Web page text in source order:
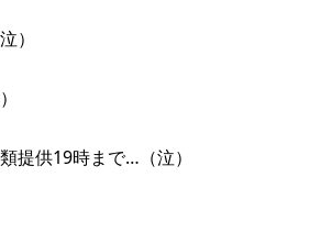
）
提供19時まで…（泣）